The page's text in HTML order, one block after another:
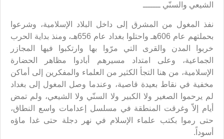
الشيعي والسنّي ـــــــ
نفذ المغول من المشرق إلى داخل البلاد الإسلامية، وشرعوا
بحملتهم عام 606هـ واحتلوا بغداد عام 656هـ، ومنذ بداية الحرب
خربوا المدن والقرى التي مرّوا بها وارتكبوا فيها المجازر
الجماعية، وعلى امتداد مسيرهم أبادوا مظاهر الحضارة
الإسلامية، من هنا التجأ الكثير من العلماء والمفكرين إلى أماكن
مخفية في نقاط بعيدة قاصية، وعندما وصل المغول إلى بغداد
لم يرحموا الصغير ولا الكبير ولا السنّي ولا الشيعي، ولم تمض
أيام إلاّ وغرقت المنطقة في مسلسل إعدامات واسع النطاق،
حتى رموا بكتب علماء الإسلام في نهر دجلة حتى غدا ماؤه
أسوداً.